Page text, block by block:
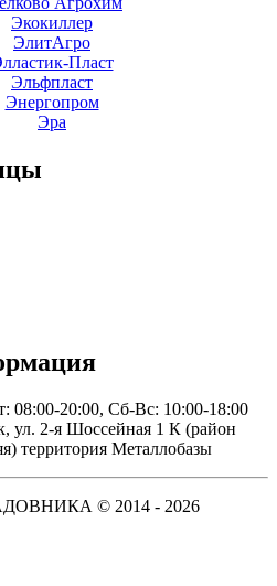
Экокиллер
ЭлитАгро
Пласт
Эльфпласт
Энергопром
Эра
08:00-20:00, Сб-Вс: 10:00-18:00
ул. 2-я Шоссейная 1 К (район
территория Металлобазы
© 2014 - 2026